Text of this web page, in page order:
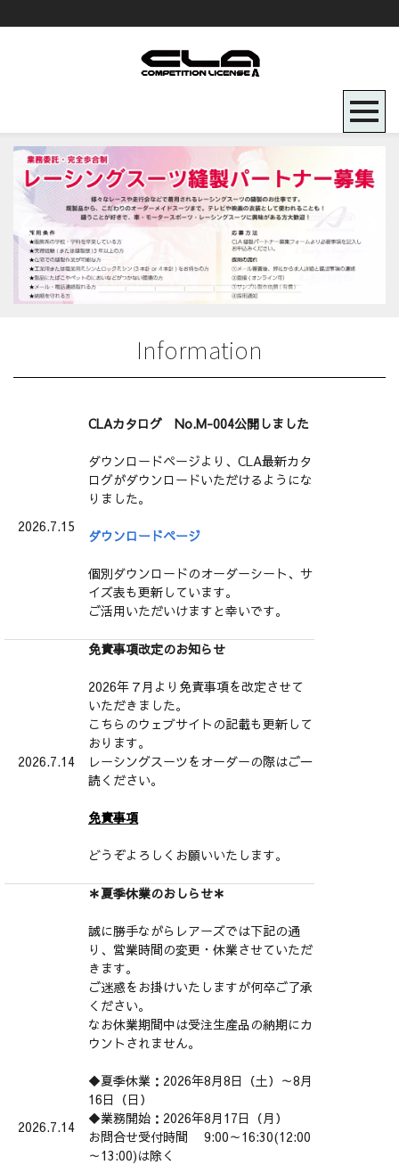
Information
2026.7.15
CLAカタログ No.M-004公開しました
ダウンロードページより、CLA最新カタ
ログがダウンロードいただけるようにな
りました。
ダウンロードページ
個別ダウンロードのオーダーシート、サ
イズ表も更新しています。
ご活用いただいけますと幸いです。
2026.7.14
免責事項改定のお知らせ
2026年７月より免責事項を改定させて
いただきました。
こちらのウェブサイトの記載も更新して
おります。
レーシングスーツをオーダーの際はご一
読ください。
免責事項
どうぞよろしくお願いいたします。
2026.7.14
＊夏季休業のおしらせ＊
誠に勝手ながらレアーズでは下記の通
り、営業時間の変更・休業させていただ
きます。
ご迷惑をお掛けいたしますが何卒ご了承
ください。
なお休業期間中は受注生産品の納期にカ
ウントされません。
◆夏季休業：2026年8月8日（土）～8月
16日（日）
◆業務開始：2026年8月17日（月）
お問合せ受付時間 9:00～16:30(12:00
～13:00)は除く